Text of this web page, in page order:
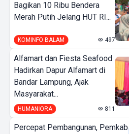
Bagikan 10 Ribu Bendera
Merah Putih Jelang HUT RI...
KOMINFO BALAM 497
Alfamart dan Fiesta Seafood
Hadirkan Dapur Alfamart di
Bandar Lampung, Ajak
Masyarakat...
HUMANIORA 811
Percepat Pembangunan, Pemkab